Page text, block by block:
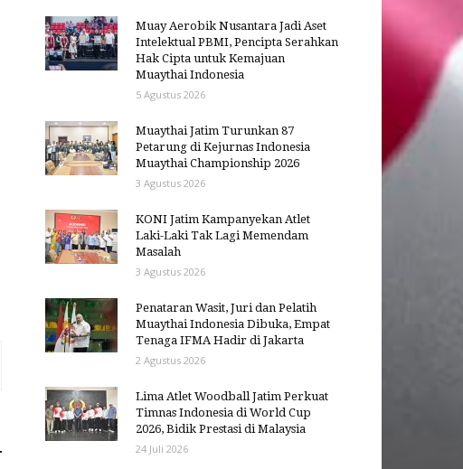
Muay Aerobik Nusantara Jadi Aset
Intelektual PBMI, Pencipta Serahkan
Hak Cipta untuk Kemajuan
Muaythai Indonesia
5 Agustus 2026
Muaythai Jatim Turunkan 87
Petarung di Kejurnas Indonesia
Muaythai Championship 2026
3 Agustus 2026
KONI Jatim Kampanyekan Atlet
Laki-Laki Tak Lagi Memendam
Masalah
3 Agustus 2026
Penataran Wasit, Juri dan Pelatih
Muaythai Indonesia Dibuka, Empat
Tenaga IFMA Hadir di Jakarta
2 Agustus 2026
Lima Atlet Woodball Jatim Perkuat
Timnas Indonesia di World Cup
2026, Bidik Prestasi di Malaysia
24 Juli 2026